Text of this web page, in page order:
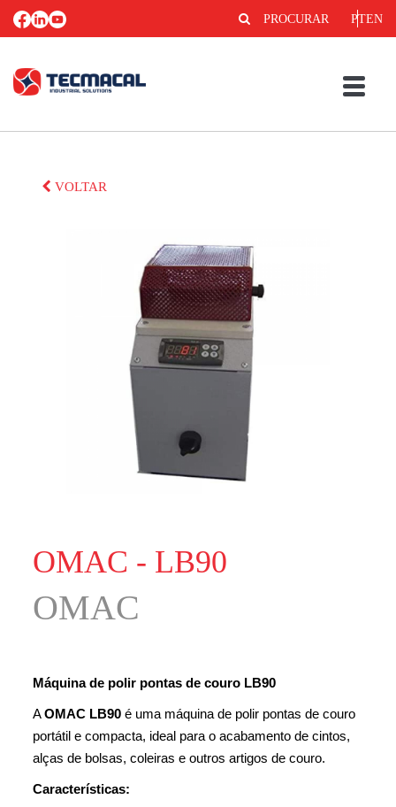
EN
PT
PROCURAR
VOLTAR
OMAC - LB90
OMAC
Máquina de polir pontas de couro LB90
AOMAC LB90 é uma máquina de polir pontas de couro
portátil e compacta, ideal para o acabamento de cintos,
alças de bolsas, coleiras e outros artigos de couro.
Características: